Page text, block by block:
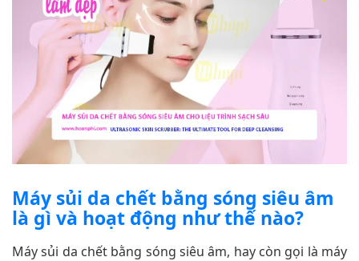
Máy sủi da chết bằng sóng siêu âm
là gì và hoạt động như thế nào?
Máy sủi da chết bằng sóng siêu âm, hay còn gọi là máy